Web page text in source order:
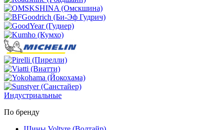
Индустриальные
По бренду